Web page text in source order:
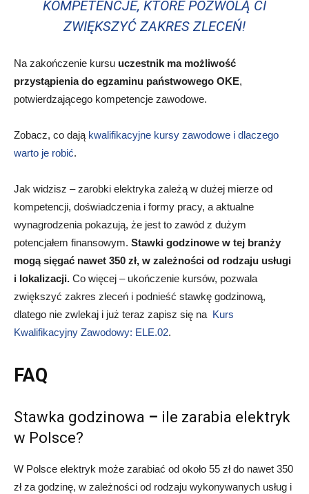
KOMPETENCJE, KTÓRE POZWOLĄ CI
ZWIĘKSZYĆ ZAKRES ZLECEŃ!
Na zakończenie kursu uczestnik ma możliwość
przystąpienia do egzaminu państwowego OKE,
potwierdzającego kompetencje zawodowe.
Zobacz, co dają kwalifikacyjne kursy zawodowe i dlaczego
warto je robić.
Jak widzisz – zarobki elektryka zależą w dużej mierze od
kompetencji, doświadczenia i formy pracy, a aktualne
wynagrodzenia pokazują, że jest to zawód z dużym
potencjałem finansowym. Stawki godzinowe w tej branży
mogą sięgać nawet 350 zł, w zależności od rodzaju usługi
i lokalizacji. Co więcej – ukończenie kursów, pozwala
zwiększyć zakres zleceń i podnieść stawkę godzinową,
dlatego nie zwlekaj i już teraz zapisz się na Kurs
Kwalifikacyjny Zawodowy: ELE.02.
FAQ
Stawka godzinowa – ile zarabia elektryk
w Polsce?
W Polsce elektryk może zarabiać od około 55 zł do nawet 350
zł za godzinę, w zależności od rodzaju wykonywanych usług i